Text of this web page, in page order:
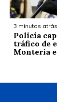
3 minutos atrás
Policía
tráfico de
Montería